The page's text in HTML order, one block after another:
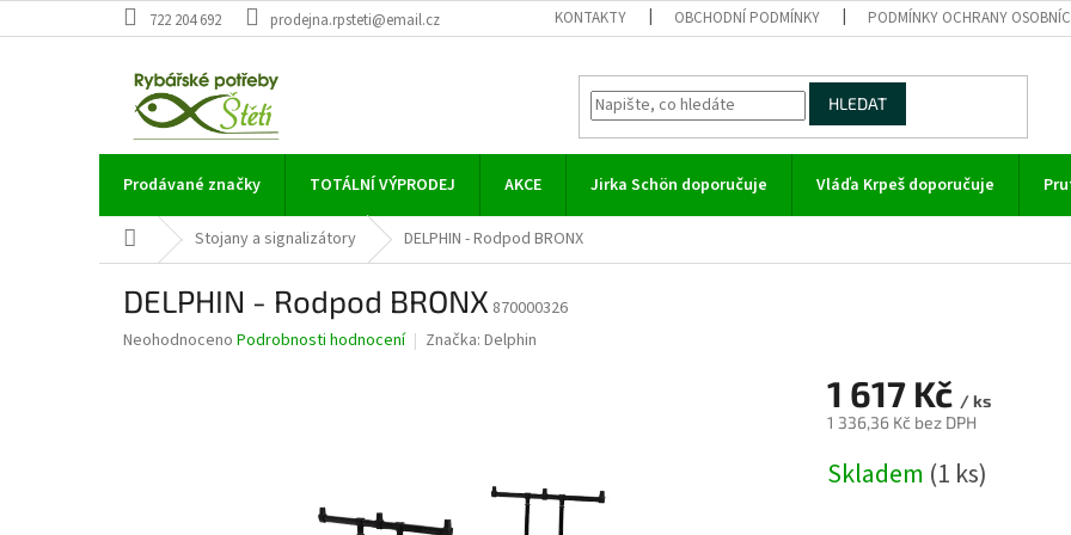
na
722 204 692 prodejna.rpsteti@email.cz KONTAKTY OBCHODNÍ PODMÍNKY PODMÍNKY OCHRANY
HLEDAT
Prodávané značky TOTÁLNÍ VÝPRODEJ AKCE Jirka Schön doporučuje Vláďa Krpeš doporučuje
Domů Stojany a signalizátory DELPHIN - Rodpod BRONX
DELPHIN - Rodpod BRONX 870000326
Průměrné
Neohodnoceno Podrobnosti hodnocení Značka: Delphin
1 617 Kč / ks
1 336,36 Kč bez DPH
cena:
Skladem (1 ks)